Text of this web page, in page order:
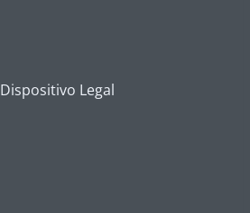
Dispositivo Legal